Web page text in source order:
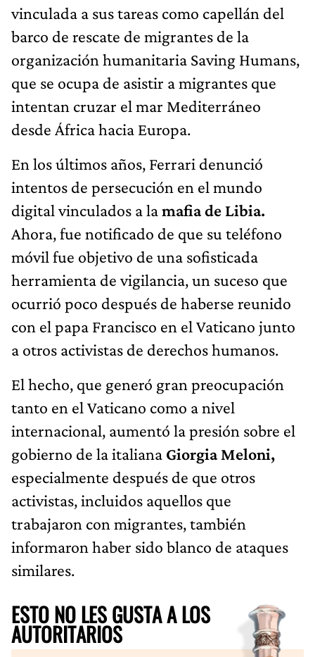
vinculada a sus tareas como capellán del
barco de rescate de migrantes de la
organización humanitaria Saving Humans,
que se ocupa de asistir a migrantes que
intentan cruzar el mar Mediterráneo
desde África hacia Europa.
En los últimos años, Ferrari denunció
intentos de persecución en el mundo
digital vinculados a lamafia de Libia.
Ahora, fue notificado de que su teléfono
móvil fue objetivo de una sofisticada
herramienta de vigilancia, un suceso que
ocurrió poco después de haberse reunido
con el papa Francisco en el Vaticano junto
a otros activistas de derechos humanos.
El hecho, que generó gran preocupación
tanto en el Vaticano como a nivel
internacional, aumentó la presión sobre el
gobierno de la italiana Giorgia Meloni,
especialmente después de que otros
activistas, incluidos aquellos que
trabajaron con migrantes, también
informaron haber sido blanco de ataques
similares.
ESTO NO LES GUSTA A LOS
AUTORITARIOS